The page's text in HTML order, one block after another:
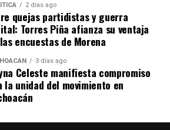
2 días ago
quejas partidistas y guerra
Torres Piña afianza su ventaja
encuestas de Morena
3 días ago
Celeste manifiesta compromiso
la unidad del movimiento en